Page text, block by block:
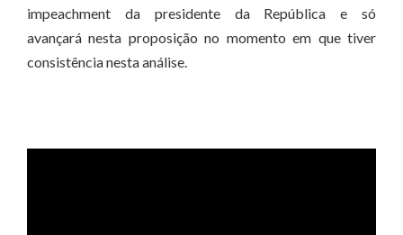
impeachment da presidente da República e só
avançará nesta proposição no momento em que tiver
consistência nesta análise.